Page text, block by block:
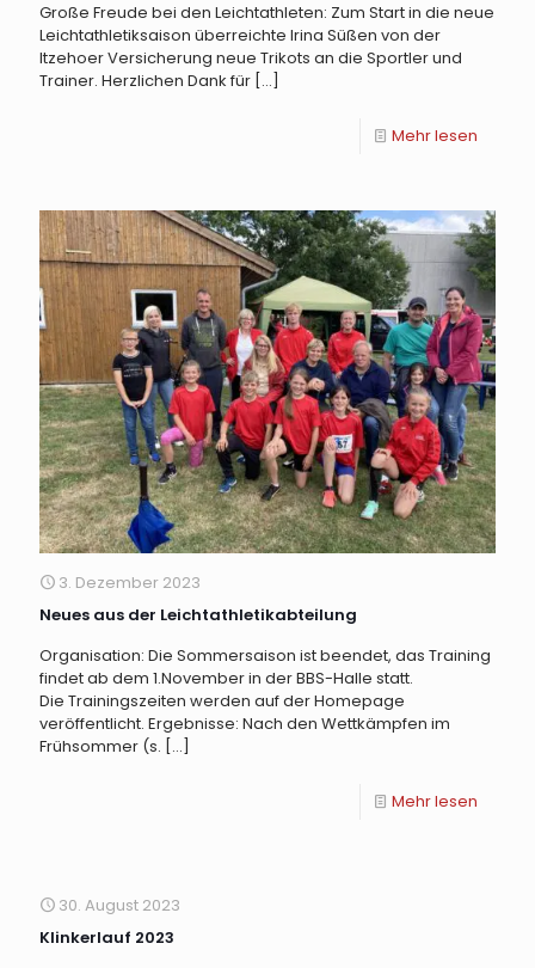
Große Freude bei den Leichtathleten: Zum Start in die neue
Leichtathletiksaison überreichte Irina Süßen von der
Itzehoer Versicherung neue Trikots an die Sportler und
Trainer. Herzlichen Dank für […]
Mehr lesen
3. Dezember 2023
Neues aus der Leichtathletikabteilung
Organisation: Die Sommersaison ist beendet, das Training
findet ab dem 1.November in der BBS-Halle statt.
Die Trainingszeiten werden auf der Homepage
veröffentlicht. Ergebnisse: Nach den Wettkämpfen im
Frühsommer (s. […]
Mehr lesen
30. August 2023
Klinkerlauf 2023